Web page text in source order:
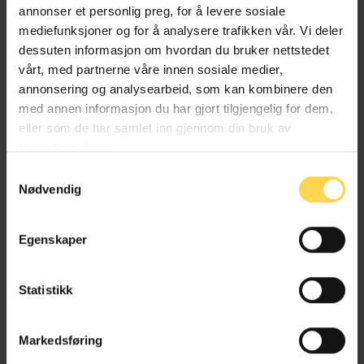
annonser et personlig preg, for å levere sosiale
mediefunksjoner og for å analysere trafikken vår. Vi deler
dessuten informasjon om hvordan du bruker nettstedet
vårt, med partnerne våre innen sosiale medier,
annonsering og analysearbeid, som kan kombinere den
med annen informasjon du har gjort tilgjengelig for dem,
eller som de har samlet inn gjennom din bruk av
Nødvendig
Egenskaper
Statistikk
Markedsføring
kommentarene er gjenfinnbare
tross endringene som
ubønnhørlig kommer.
Rykende ferske kommentarer til de mest